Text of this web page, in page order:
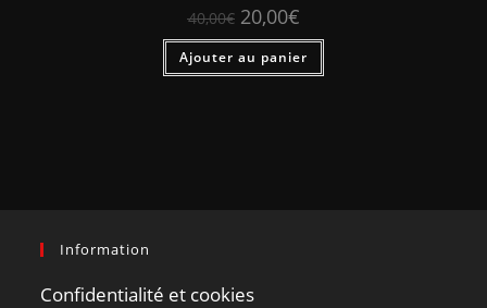
40,00€ 20,00€
Ajouter au panier
Information
Confidentialité et cookies